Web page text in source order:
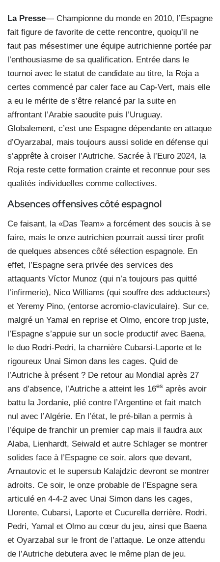
La Presse— Championne du monde en 2010, l’Espagne
fait figure de favorite de cette rencontre, quoiqu’il ne
faut pas mésestimer une équipe autrichienne portée par
l’enthousiasme de sa qualification. Entrée dans le
tournoi avec le statut de candidate au titre, la Roja a
certes commencé par caler face au Cap-Vert, mais elle
a eu le mérite de s’être relancé par la suite en
affrontant l’Arabie saoudite puis l’Uruguay.
Globalement, c’est une Espagne dépendante en attaque
d’Oyarzabal, mais toujours aussi solide en défense qui
s’apprête à croiser l’Autriche. Sacrée à l’Euro 2024, la
Roja reste cette formation crainte et reconnue pour ses
qualités individuelles comme collectives.
Absences offensives côtéespagnol
Ce faisant, la «Das Team» a forcément des soucis à se
faire, mais le onze autrichien pourrait aussi tirer profit
de quelques absences côté sélection espagnole. En
effet, l’Espagne sera privée des services des
attaquants Víctor Munoz (qui n’a toujours pas quitté
l’infirmerie), Nico Williams (qui souffre des adducteurs)
et Yeremy Pino, (entorse acromio-claviculaire). Sur ce,
malgré un Yamal en reprise et Olmo, encore trop juste,
l’Espagne s’appuie sur un socle productif avec Baena,
le duo Rodri-Pedri, la charnière Cubarsi-Laporte et le
rigoureux Unai Simon dans les cages. Quid de
l’Autriche à présent ? De retour au Mondial après 27
ans d’absence, l’Autriche a atteint les 16es après avoir
battu la Jordanie, plié contre l’Argentine et fait match
nul avec l’Algérie. En l’état, le pré-bilan a permis à
l’équipe de franchir un premier cap mais il faudra aux
Alaba, Lienhardt, Seiwald et autre Schlager se montrer
solides face à l’Espagne ce soir, alors que devant,
Arnautovic et le supersub Kalajdzic devront se montrer
adroits. Ce soir, le onze probable de l’Espagne sera
articulé en 4-4-2 avec Unai Simon dans les cages,
Llorente, Cubarsi, Laporte et Cucurella derrière. Rodri,
Pedri, Yamal et Olmo au cœur du jeu, ainsi que Baena
et Oyarzabal sur le front de l’attaque. Le onze attendu
de l’Autriche debutera avec le même plan de jeu.